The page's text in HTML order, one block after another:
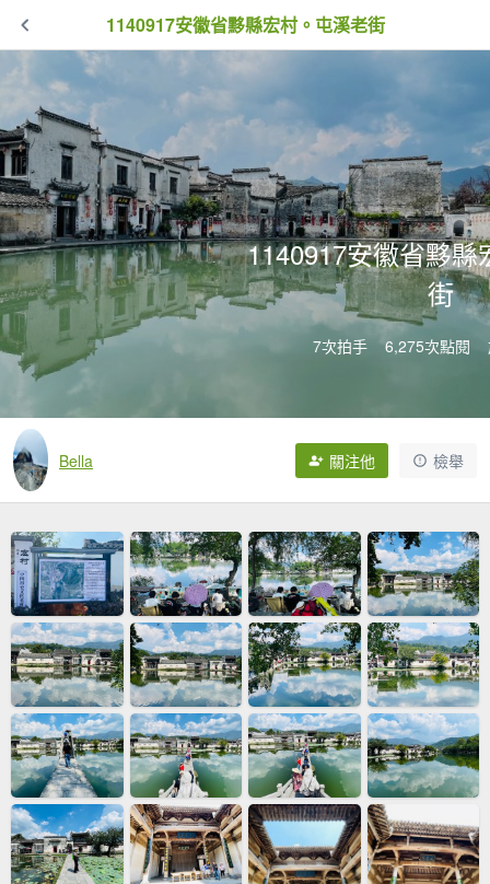
1140917安徽省黟縣宏村。屯溪老街
1140917安徽省黟縣
街
7次拍手 6,275次點閱
Bella 關注他 檢舉